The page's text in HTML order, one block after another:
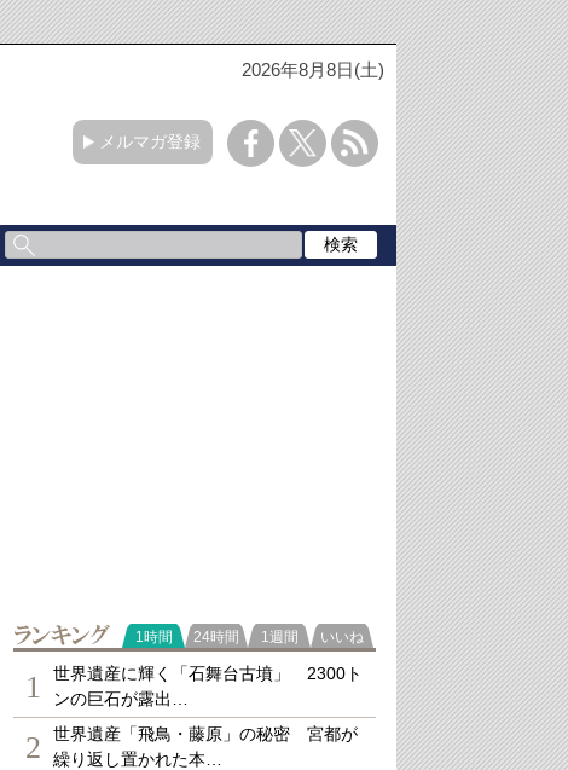
2026年8月8日(土)
メルマガ登録
ランキング
1時間 24時間 1週間 いいね
1
世界遺産に輝く「石舞台古墳」 2300ト
ンの巨石が露出…
2
世界遺産「飛鳥・藤原」の秘密 宮都が
繰り返し置かれた本…